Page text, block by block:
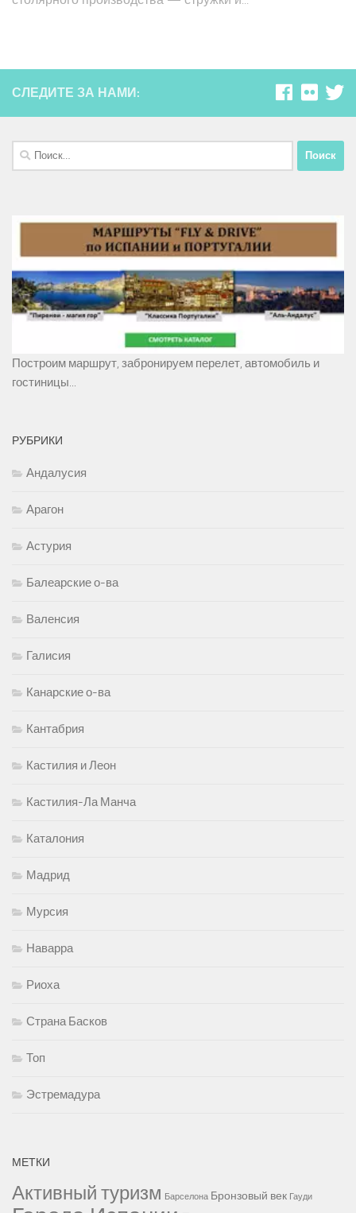
СЛЕДИТЕ ЗА НАМИ:
Найти:
Построим маршрут, забронируем перелет, автомобиль и
гостиницы...
РУБРИКИ
Андалусия
Арагон
Астурия
Балеарские о-ва
Валенсия
Галисия
Канарские о-ва
Кантабрия
Кастилия и Леон
Кастилия-Ла Манча
Каталония
Мадрид
Мурсия
Наварра
Риоха
Страна Басков
Топ
Эстремадура
МЕТКИ
Активный туризм Барселона Бронзовый век Гауди